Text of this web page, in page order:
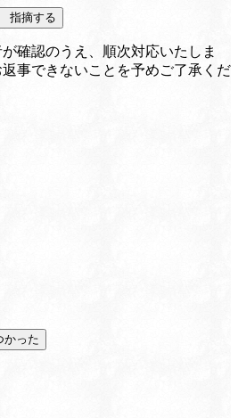
指摘する
確認のうえ、順次対応いたしま
事できないことを予めご了承くだ
かった